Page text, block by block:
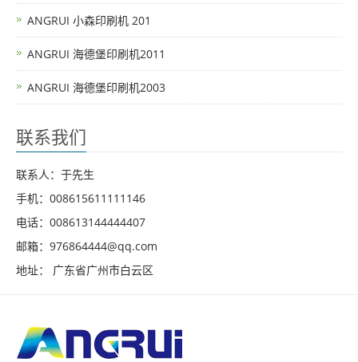
ANGRUI 小森印刷机 201
ANGRUI 海德堡印刷机2011
ANGRUI 海德堡印刷机2003
联系我们
联系人：于先生
手机：008615611111146
电话：008613144444407
邮箱：976864444@qq.com
地址： 广东省广州市白云区